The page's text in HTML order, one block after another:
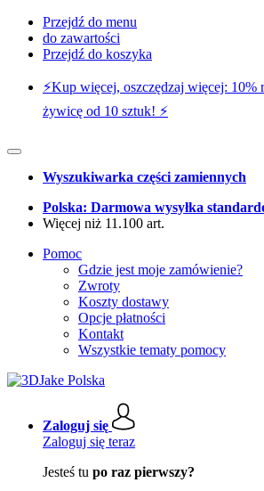
Przejdź do menu
do zawartości
Przejdź do koszyka
⚡️Kup więcej, oszczędzaj więcej: 10%
żywicę od 10 sztuk! ⚡️
Wyszukiwarka części zamiennych
Polska: Darmowa wysyłka
Więcej niż 11.100 art.
Pomoc
Gdzie jest moje zamówienie?
Zwroty
Koszty dostawy
Opcje płatności
Kontakt
Wszystkie tematy pomocy
Zaloguj się
Zaloguj się teraz
Jesteś tu po raz pierwszy?